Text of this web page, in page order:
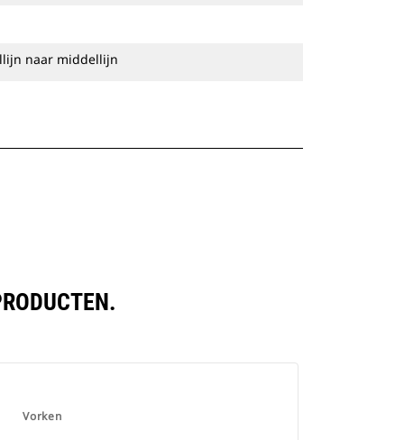
naar middellijn
Vorken